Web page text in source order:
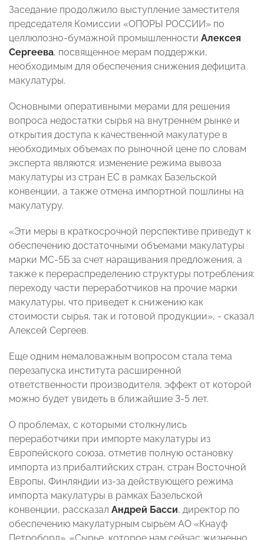
Заседание продолжило выступление заместителя
председателя Комиссии «ОПОРЫ РОССИИ» по
целлюлозно-бумажной промышленности Алексея
Сергеева, посвященное мерам поддержки,
необходимым для обеспечения снижения дефицита
макулатуры.
Основными оперативными мерами для решения
вопроса недостатки сырья на внутреннем рынке и
открытия доступа к качественной макулатуре в
необходимых объемах по рыночной цене по словам
эксперта являются: изменение режима вывоза
макулатуры из стран ЕС в рамках Базельской
конвенции, а также отмена импортной пошлины на
макулатуру.
«Эти меры в краткосрочной перспективе приведут к
обеспечению достаточными объемами макулатуры
марки МС-5Б за счет наращивания предложения, а
также к перераспределению структуры потребления:
переходу части переработчиков на прочие марки
макулатуры, что приведет к снижению как
стоимости сырья, так и готовой продукции», - сказал
Алексей Сергеев.
Еще одним немаловажным вопросом стала тема
перезапуска института расширенной
ответственности производителя, эффект от которой
можно будет увидеть в ближайшие 3-5 лет.
О проблемах, с которыми столкнулись
переработчики при импорте макулатуры из
Европейского союза, отметив полную остановку
импорта из прибалтийских стран, стран Восточной
Европы, Финляндии из-за действующего режима
импорта макулатуры в рамках Базельской
конвенции, рассказал Андрей Басси, директор по
обеспечению макулатурным сырьем АО «Кнауф